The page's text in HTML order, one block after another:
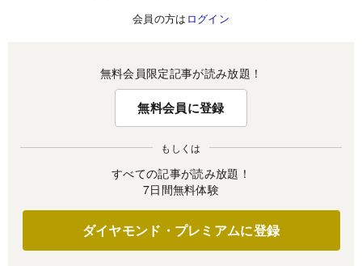
会員の方は ログイン
無料会員限定記事が読み放題！
無料会員に登録
もしくは
すべての記事が読み放題！
7日間無料体験
ダイヤモンド・プレミアムに登録